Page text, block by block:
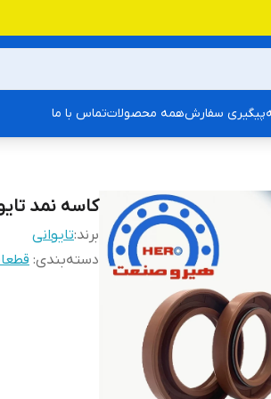
پیگیری سفارشهمه محصولاتتماس با ما
کاسه نمد
برند:تایوانی
دسته‌بندی: